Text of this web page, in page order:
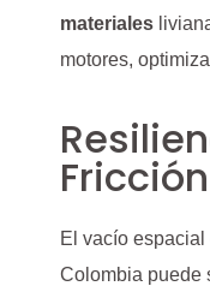
materiales
motores,
Fricción
El vacío
Colombia puede